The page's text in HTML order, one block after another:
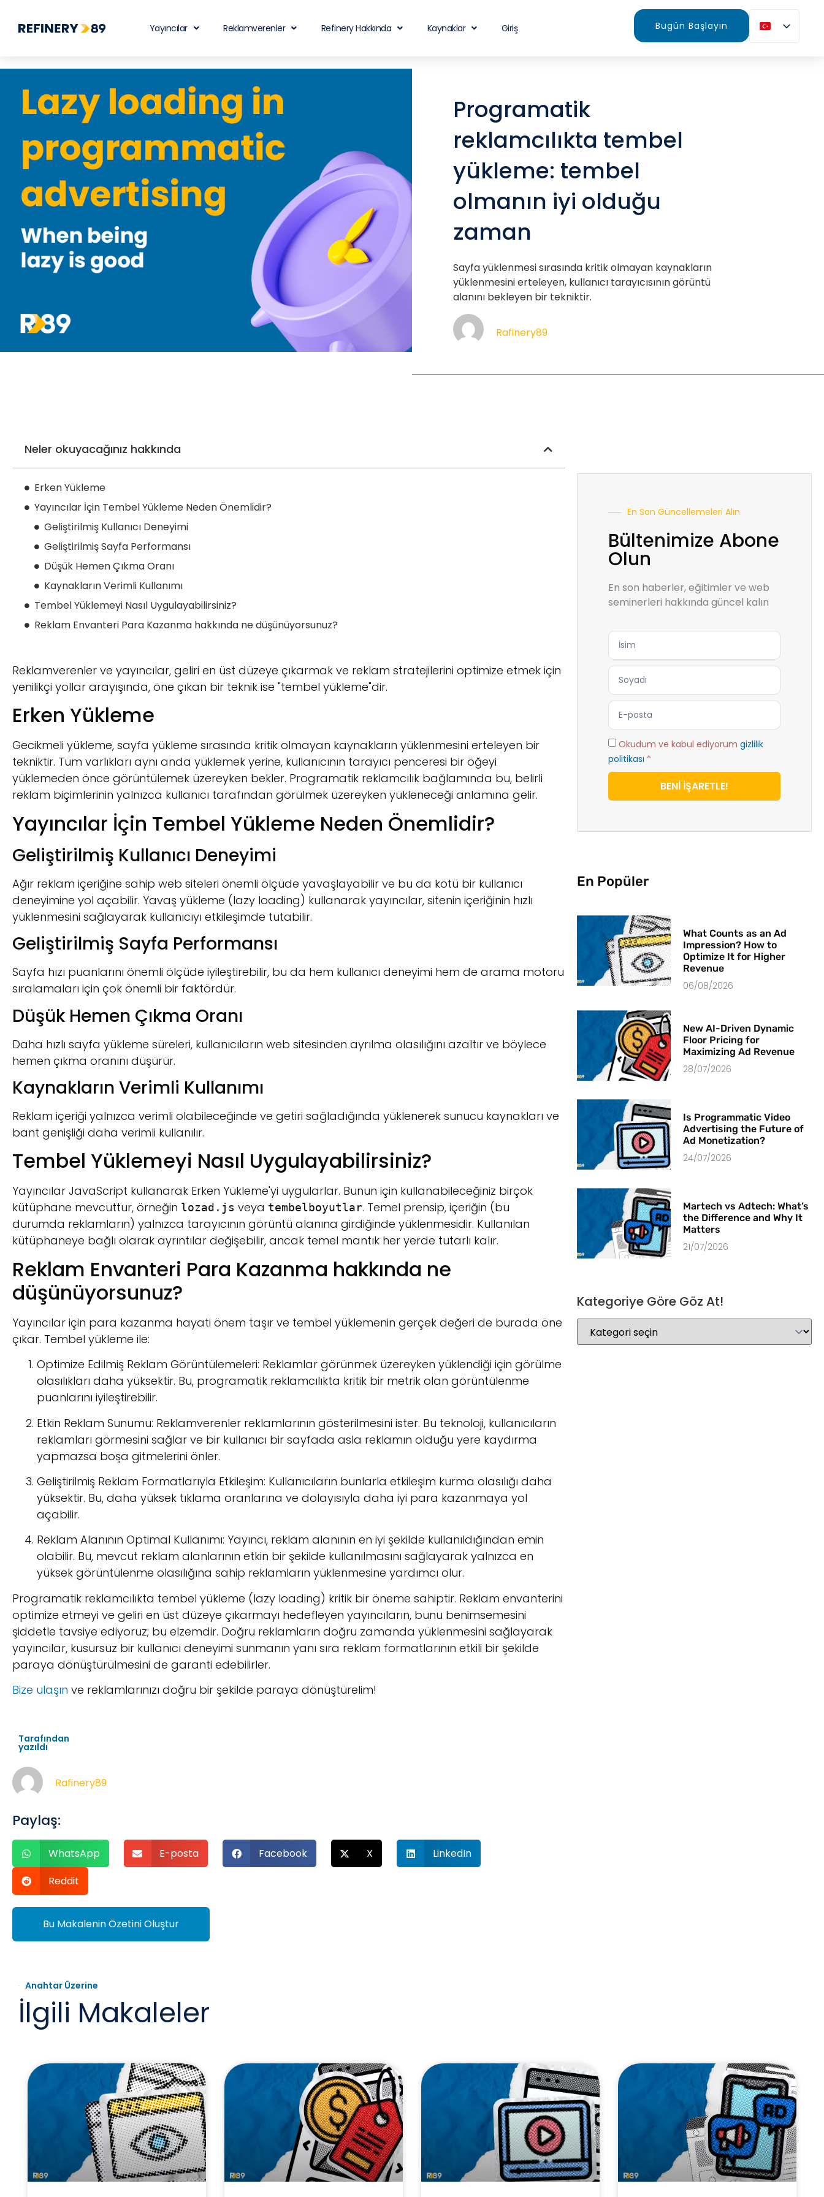
Yayıncılar Reklamverenler Refinery Hakkında Kaynaklar Giriş Bugün Başlayın
Programatik
reklamcılıkta tembel
yükleme: tembel
olmanın iyi olduğu
zaman
Sayfa yüklenmesi sırasında kritik olmayan kaynakların
yüklenmesini erteleyen, kullanıcı tarayıcısının görüntü
alanını bekleyen bir tekniktir.
Rafinery89
Neler okuyacağınız hakkında
Erken Yükleme
Yayıncılar İçin Tembel Yükleme Neden Önemlidir?
Geliştirilmiş Kullanıcı Deneyimi
Geliştirilmiş Sayfa Performansı
Düşük Hemen Çıkma Oranı
Kaynakların Verimli Kullanımı
Tembel Yüklemeyi Nasıl Uygulayabilirsiniz?
Reklam Envanteri Para Kazanma hakkında ne düşünüyorsunuz?
Reklamverenler ve yayıncılar, geliri en üst düzeye çıkarmak ve reklam stratejilerini optimize etmek için
yenilikçi yollar arayışında, öne çıkan bir teknik ise "tembel yükleme"dir.
Erken Yükleme
Gecikmeli yükleme, sayfa yükleme sırasında kritik olmayan kaynakların yüklenmesini erteleyen bir
tekniktir. Tüm varlıkları aynı anda yüklemek yerine, kullanıcının tarayıcı penceresi bir öğeyi
yüklemeden önce görüntülemek üzereyken bekler. Programatik reklamcılık bağlamında bu, belirli
reklam biçimlerinin yalnızca kullanıcı tarafından görülmek üzereyken yükleneceği anlamına gelir.
Yayıncılar İçin Tembel Yükleme Neden Önemlidir?
Geliştirilmiş Kullanıcı Deneyimi
Ağır reklam içeriğine sahip web siteleri önemli ölçüde yavaşlayabilir ve bu da kötü bir kullanıcı
deneyimine yol açabilir. Yavaş yükleme (lazy loading) kullanarak yayıncılar, sitenin içeriğinin hızlı
yüklenmesini sağlayarak kullanıcıyı etkileşimde tutabilir.
Geliştirilmiş Sayfa Performansı
Sayfa hızı puanlarını önemli ölçüde iyileştirebilir, bu da hem kullanıcı deneyimi hem de arama motoru
sıralamaları için çok önemli bir faktördür.
Düşük Hemen Çıkma Oranı
Daha hızlı sayfa yükleme süreleri, kullanıcıların web sitesinden ayrılma olasılığını azaltır ve böylece
hemen çıkma oranını düşürür.
Kaynakların Verimli Kullanımı
Reklam içeriği yalnızca verimli olabileceğinde ve getiri sağladığında yüklenerek sunucu kaynakları ve
bant genişliği daha verimli kullanılır.
Tembel Yüklemeyi Nasıl Uygulayabilirsiniz?
Yayıncılar JavaScript kullanarak Erken Yükleme'yi uygularlar. Bunun için kullanabileceğiniz birçok
kütüphane mevcuttur, örneğin lozad.js veya tembelboyutlar. Temel prensip, içeriğin (bu
durumda reklamların) yalnızca tarayıcının görüntü alanına girdiğinde yüklenmesidir. Kullanılan
kütüphaneye bağlı olarak ayrıntılar değişebilir, ancak temel mantık her yerde tutarlı kalır.
Reklam Envanteri Para Kazanma hakkında ne
düşünüyorsunuz?
Yayıncılar için para kazanma hayati önem taşır ve tembel yüklemenin gerçek değeri de burada öne
çıkar. Tembel yükleme ile:
Optimize Edilmiş Reklam Görüntülemeleri: Reklamlar görünmek üzereyken yüklendiği için görülme
olasılıkları daha yüksektir. Bu, programatik reklamcılıkta kritik bir metrik olan görüntülenme
puanlarını iyileştirebilir.
Etkin Reklam Sunumu: Reklamverenler reklamlarının gösterilmesini ister. Bu teknoloji, kullanıcıların
reklamları görmesini sağlar ve bir kullanıcı bir sayfada asla reklamın olduğu yere kaydırma
yapmazsa boşa gitmelerini önler.
Geliştirilmiş Reklam Formatlarıyla Etkileşim: Kullanıcıların bunlarla etkileşim kurma olasılığı daha
yüksektir. Bu, daha yüksek tıklama oranlarına ve dolayısıyla daha iyi para kazanmaya yol
açabilir.
Reklam Alanının Optimal Kullanımı: Yayıncı, reklam alanının en iyi şekilde kullanıldığından emin
olabilir. Bu, mevcut reklam alanlarının etkin bir şekilde kullanılmasını sağlayarak yalnızca en
yüksek görüntülenme olasılığına sahip reklamların yüklenmesine yardımcı olur.
Programatik reklamcılıkta tembel yükleme (lazy loading) kritik bir öneme sahiptir. Reklam envanterini
optimize etmeyi ve geliri en üst düzeye çıkarmayı hedefleyen yayıncıların, bunu benimsemesini
şiddetle tavsiye ediyoruz; bu elzemdir. Doğru reklamların doğru zamanda yüklenmesini sağlayarak
yayıncılar, kusursuz bir kullanıcı deneyimi sunmanın yanı sıra reklam formatlarının etkili bir şekilde
paraya dönüştürülmesini de garanti edebilirler.
Bize ulaşın ve reklamlarınızı doğru bir şekilde paraya dönüştürelim!
Tarafından
yazıldı
Rafinery89
Paylaş:
WhatsApp E-posta Facebook X
LinkedIn
Reddit
Bu Makalenin Özetini Oluştur
En Son Güncellemeleri Alın
Bültenimize Abone
Olun
En son haberler, eğitimler ve web
seminerleri hakkında güncel kalın
Okudum ve kabul ediyorum gizlilik
politikası *
BENİ İŞARETLE!
En Popüler
What Counts as an Ad
Impression? How to
Optimize It for Higher
Revenue
06/08/2026
New AI-Driven Dynamic
Floor Pricing for
Maximizing Ad Revenue
28/07/2026
Is Programmatic Video
Advertising the Future of
Ad Monetization?
24/07/2026
Martech vs Adtech: What’s
the Difference and Why It
Matters
21/07/2026
Kategoriye Göre Göz At!
Anahtar Üzerine
İlgili Makaleler